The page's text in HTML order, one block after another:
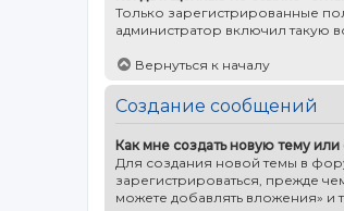
Только зарегистрированные
администратор включил такую
Вернуться к началу
Создание сообщений
Как мне создать новую тему
Для создания новой темы в
зарегистрироваться, прежде
можете добавлять вложения» и